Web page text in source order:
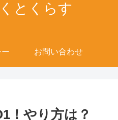
とくらす
お問い合わせ
！やり方は？